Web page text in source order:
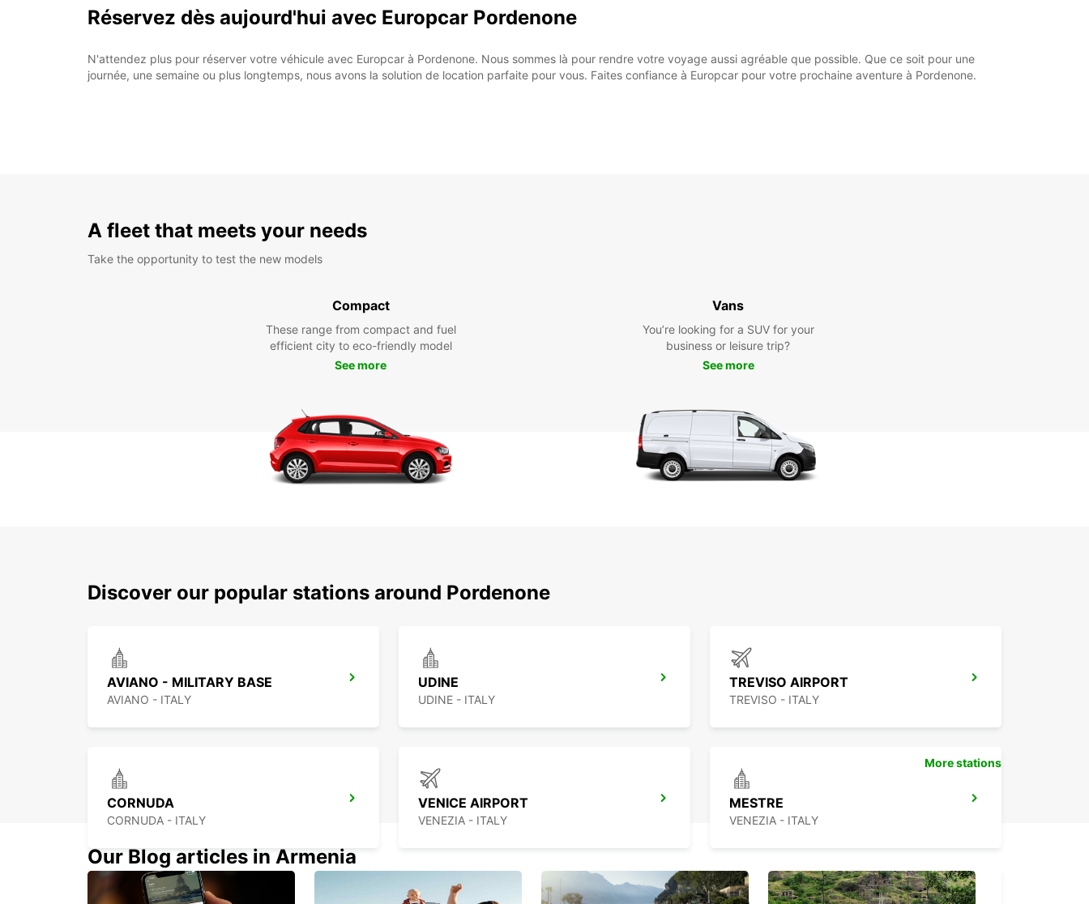
Réservez dès aujourd'hui avec Europcar Pordenone
N'attendez plus pour réserver votre véhicule avec Europcar à Pordenone. Nous sommes là pour rendre votre voyage aussi agréable que possible. Que ce soit pour une
journée, une semaine ou plus longtemps, nous avons la solution de location parfaite pour vous. Faites confiance à Europcar pour votre prochaine aventure à Pordenone.
A fleet that meets your needs
Take the opportunity to test the new models
Compact
These range from compact and fuel
efficient city to eco-friendly model
See more
Vans
You’re looking for a SUV for your
business or leisure trip?
See more
Discover our popular stations around Pordenone
AVIANO - MILITARY BASE
AVIANO - ITALY
UDINE
UDINE - ITALY
TREVISO AIRPORT
TREVISO - ITALY
CORNUDA
CORNUDA - ITALY
VENICE AIRPORT
VENEZIA - ITALY
MESTRE
VENEZIA - ITALY
More stations
Our Blog articles in Armenia